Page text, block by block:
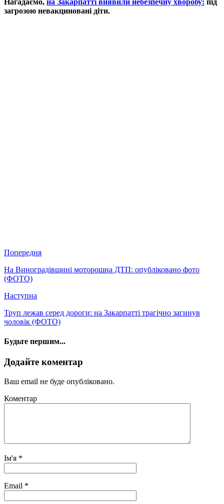
загрозою невакциновані діти.
Попередня
На Виноградівщині моторошна ДТП: опубліковано фото
(ФОТО)
Наступна
Труп лежав серед дороги: на Закарпатті трагічно загинув
чоловік (ФОТО)
Будьте першим...
Додайте коментар
Ваш email не буде опубліковано.
Коментар
Ім'я *
Email *